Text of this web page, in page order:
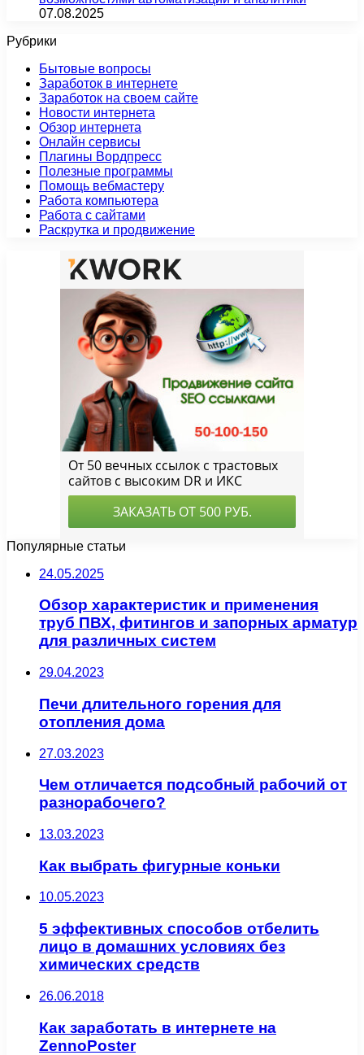
07.08.2025
Рубрики
Бытовые вопросы
Заработок в интернете
Заработок на своем сайте
Новости интернета
Обзор интернета
Онлайн сервисы
Плагины Вордпресс
Полезные программы
Помощь вебмастеру
Работа компьютера
Работа с сайтами
Раскрутка и продвижение
Популярные статьи
24.05.2025
Обзор характеристик и применения
труб ПВХ, фитингов и запорных арматур
для различных систем
29.04.2023
Печи длительного горения для
отопления дома
27.03.2023
Чем отличается подсобный рабочий от
разнорабочего?
13.03.2023
Как выбрать фигурные коньки
10.05.2023
5 эффективных способов отбелить
лицо в домашних условиях без
химических средств
26.06.2018
Как заработать в интернете на
ZennoPoster